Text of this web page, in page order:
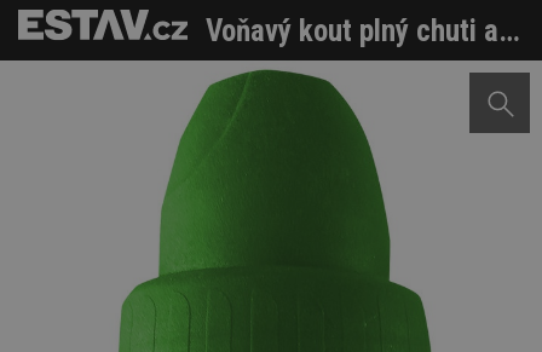
Voňavý kout plný chuti a pohody